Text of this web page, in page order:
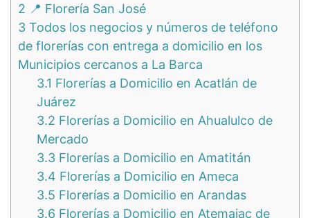
2 📍 Florería San José
3 Todos los negocios y números de teléfono
de florerías con entrega a domicilio en los
Municipios cercanos a La Barca
3.1 Florerías a Domicilio en Acatlán de
Juárez
3.2 Florerías a Domicilio en Ahualulco de
Mercado
3.3 Florerías a Domicilio en Amatitán
3.4 Florerías a Domicilio en Ameca
3.5 Florerías a Domicilio en Arandas
3.6 Florerías a Domicilio en Atemajac de